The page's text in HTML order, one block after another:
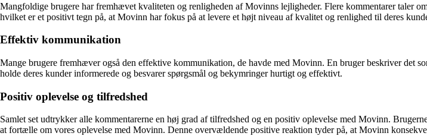
Mangfoldige brugere har fremhævet kvaliteten og renligheden af Movinns lejligheder. Flere kommentarer taler
hvilket er et positivt tegn på, at Movinn har fokus på at levere et højt niveau af kvalitet og renlighed til deres
Effektiv kommunikation
Mange brugere fremhæver også den effektive kommunikation, de havde med Movinn. En bruger beskriver det
holde deres kunder informerede og besvarer spørgsmål og bekymringer hurtigt og effektivt.
Positiv oplevelse og tilfredshed
Samlet set udtrykker alle kommentarerne en høj grad af tilfredshed og en positiv oplevelse med Movinn.
at fortælle om vores oplevelse med Movinn. Denne overvældende positive reaktion tyder på, at Movinn